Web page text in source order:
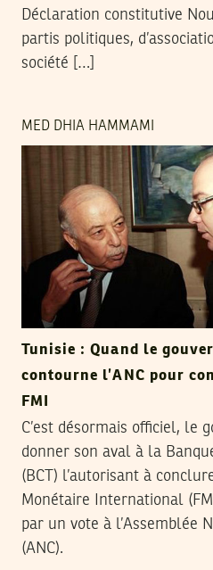
Déclaration constitutive
partis politiques,
société […]
MED DHIA HAMMAMI
Tunisie : Quand le
contourne l’ANC pour
FMI
C’est désormais officiel, le
donner son aval à la
(BCT) l’autorisant à
Monétaire International
par un vote à l’Assemblée
(ANC).